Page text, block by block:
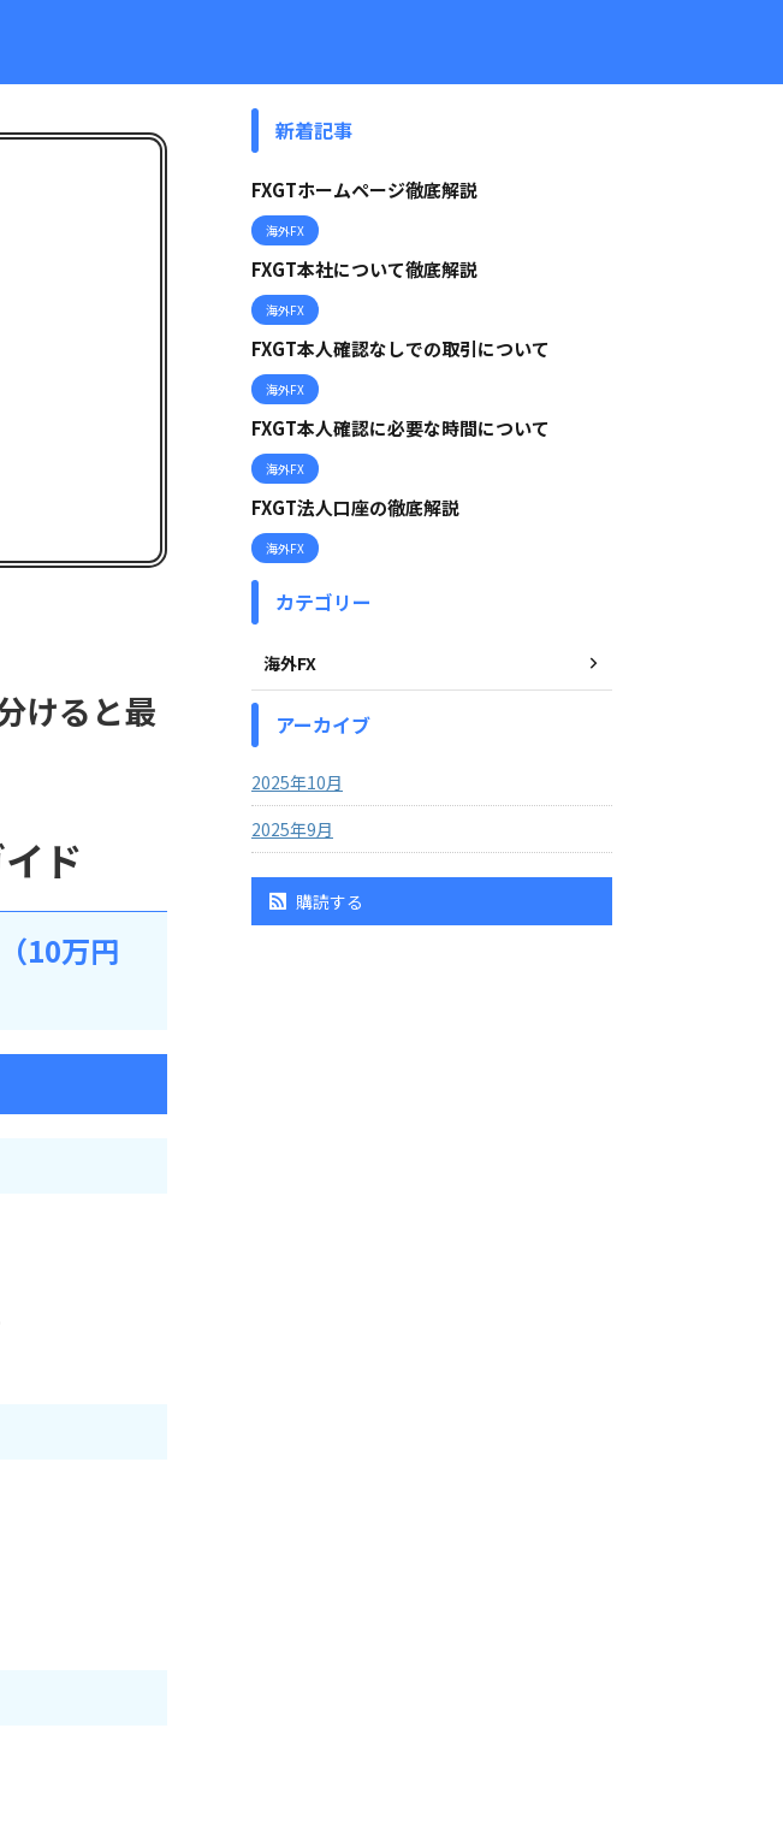
けると最
ド
10万円
新着記事
FXGTホームページ徹底解説
海外FX
FXGT本社について徹底解説
海外FX
FXGT本人確認なしでの取引について
海外FX
FXGT本人確認に必要な時間について
海外FX
FXGT法人口座の徹底解説
海外FX
カテゴリー
海外FX
アーカイブ
2025年10月
2025年9月
購読する